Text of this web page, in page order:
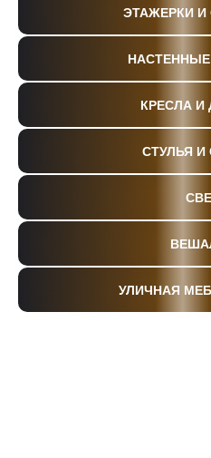
ЭТАЖЕРКИ
КРЕСЛА И
СТУЛЬЯ И
УЛИЧНАЯ